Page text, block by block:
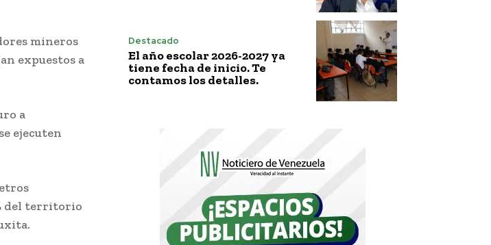
mineros
expuestos a
a
ejecuten
del territorio
Destacado
El año escolar 2026-2027 ya
tiene fecha de inicio. Te
contamos los detalles.